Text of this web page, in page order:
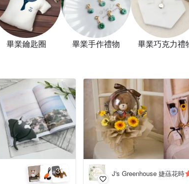
畢業鑰匙圈 畢業手作禮物 畢業巧克力禮
+3 J's Greenhouse 婕蕬花時